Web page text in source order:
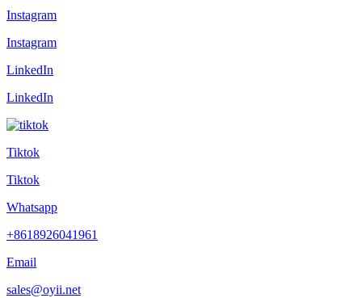
Instagram
Instagram
LinkedIn
LinkedIn
Tiktok
Tiktok
Whatsapp
+8618926041961
Email
sales@oyii.net